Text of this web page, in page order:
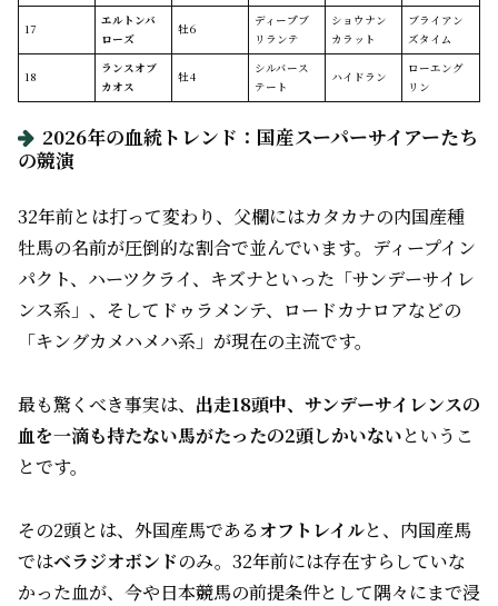
17
エルトンバ
ローズ
牡6
ディープブ
リランテ
ショウナン
カラット
ブライアン
ズタイム
18
ランスオブ
カオス
牡4
シルバース
テート
ハイドラン
ローエング
リン
2026年の血統トレンド：国産スーパーサイアーたち
の競演
32年前とは打って変わり、父欄にはカタカナの内国産種
牡馬の名前が圧倒的な割合で並んでいます。ディープイン
パクト、ハーツクライ、キズナといった「サンデーサイレ
ンス系」、そしてドゥラメンテ、ロードカナロアなどの
「キングカメハメハ系」が現在の主流です。
最も驚くべき事実は、 出走18頭中、サンデーサイレンスの
血を一滴も持たない馬がたったの2頭しかいないというこ
とです。
その2頭とは、外国産馬であるオフトレイルと、内国産馬
ではベラジオボンドのみ。32年前には存在すらしていな
かった血が、今や日本競馬の前提条件として隅々にまで浸